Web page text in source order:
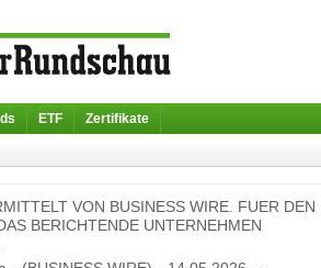
ETF Zertifikate
VON BUSINESS WIRE. FUER DEN
BERICHTENDE UNTERNEHMEN